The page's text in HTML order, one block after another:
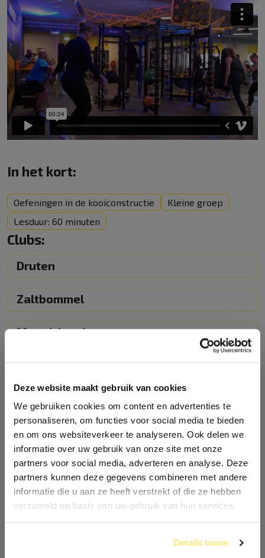
Deze website maakt gebruik van cookies
We gebruiken cookies om content en advertenties te
personaliseren, om functies voor social media te bieden
en om ons websiteverkeer te analyseren. Ook delen we
informatie over uw gebruik van onze site met onze
partners voor social media, adverteren en analyse. Deze
partners kunnen deze gegevens combineren met andere
informatie die u aan ze heeft verstrekt of die ze hebben
verzameld op basis van uw gebruik van hun services.
Details tonen
In het kort:
Oefeningen in de kooiconstructie
Kleine groep
Lesduur: 60 minuten
Clubs:
Druten
Zaltbommel
Monnickendam
Terug naar overzicht